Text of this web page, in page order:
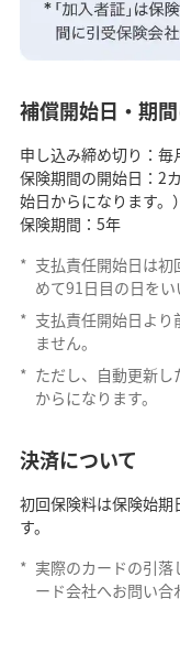
補償開始日・期
申し込み締め切り：毎
保険期間の開始日：2
始日からになります。）
保険期間：5年
* 支払責任開始日は
めて91日目の日をい
* 支払責任開始日より
ません。
* ただし、自動更新
からになります。
決済について
初回保険料は保険始期
す。
* 実際のカードの引落
ード会社へお問い合